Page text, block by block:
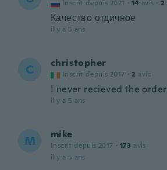
Inscrit depuis 2021 · 14 avis · 2
Качество отдичное
il y a 5 ans
C christopher
Inscrit depuis 2017 · 2 avis
I never recieved the order
il y a 5 ans
M mike
Inscrit depuis 2017 · 173 avis
il y a 5 ans